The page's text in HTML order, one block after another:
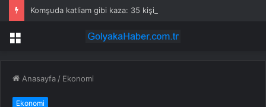
Komşuda katliam gibi kaza: 35 kişi öldü
Menü
Anasayfa / Ekonomi
Ekonomi